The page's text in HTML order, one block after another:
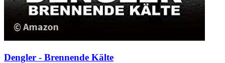
Dengler - Brennende Kälte